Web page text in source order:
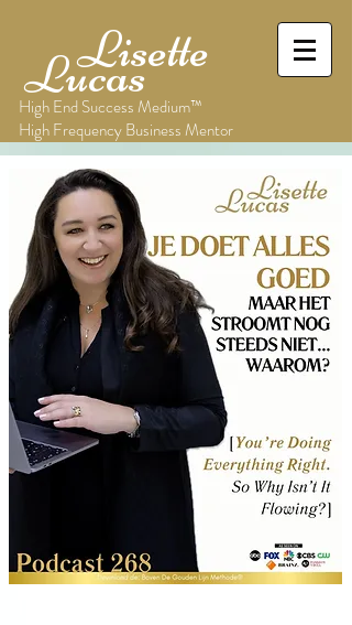
Lisette
Lucas
High End Success Medium™
High Frequency Business Mentor